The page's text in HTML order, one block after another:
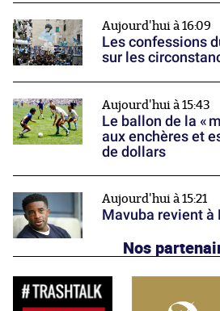
Aujourd'hui à 16:09
Les confessions
sur les
Aujourd'hui à 15:43
Le ballon de la «
aux enchères et
de dollars
Aujourd'hui à 15:21
Mavuba revient à
Nos